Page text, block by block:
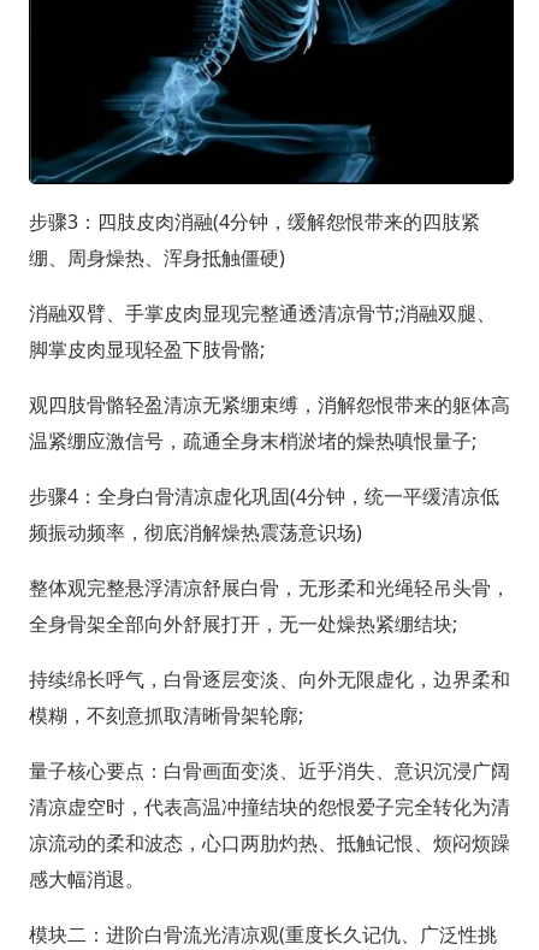
步骤3：四肢皮肉消融(4分钟，缓解怨恨带来的四肢紧
绷、周身燥热、浑身抵触僵硬)
消融双臂、手掌皮肉显现完整通透清凉骨节;消融双腿、
脚掌皮肉显现轻盈下肢骨骼;
观四肢骨骼轻盈清凉无紧绷束缚，消解怨恨带来的躯体高
温紧绷应激信号，疏通全身末梢淤堵的燥热嗔恨量子;
步骤4：全身白骨清凉虚化巩固(4分钟，统一平缓清凉低
频振动频率，彻底消解燥热震荡意识场)
整体观完整悬浮清凉舒展白骨，无形柔和光绳轻吊头骨，
全身骨架全部向外舒展打开，无一处燥热紧绷结块;
持续绵长呼气，白骨逐层变淡、向外无限虚化，边界柔和
模糊，不刻意抓取清晰骨架轮廓;
量子核心要点：白骨画面变淡、近乎消失、意识沉浸广阔
清凉虚空时，代表高温冲撞结块的怨恨爱子完全转化为清
凉流动的柔和波态，心口两肋灼热、抵触记恨、烦闷烦躁
感大幅消退。
模块二：进阶白骨流光清凉观(重度长久记仇、广泛性挑